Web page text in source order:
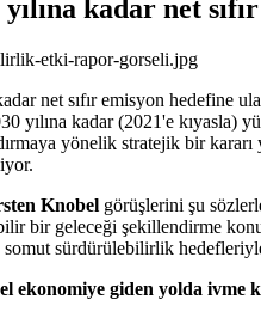
kadar net
net sıfır emisyon hedefine
yılına kadar (2021'e
yönelik stratejik bir
Knobel görüşlerini şu
bir geleceği şekillendirme
somut sürdürülebilirlik
ekonomiye giden yolda ivme